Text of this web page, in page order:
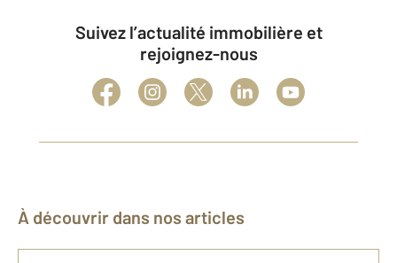
Suivez l’actualité immobilière et
rejoignez-nous
À découvrir dans nos articles